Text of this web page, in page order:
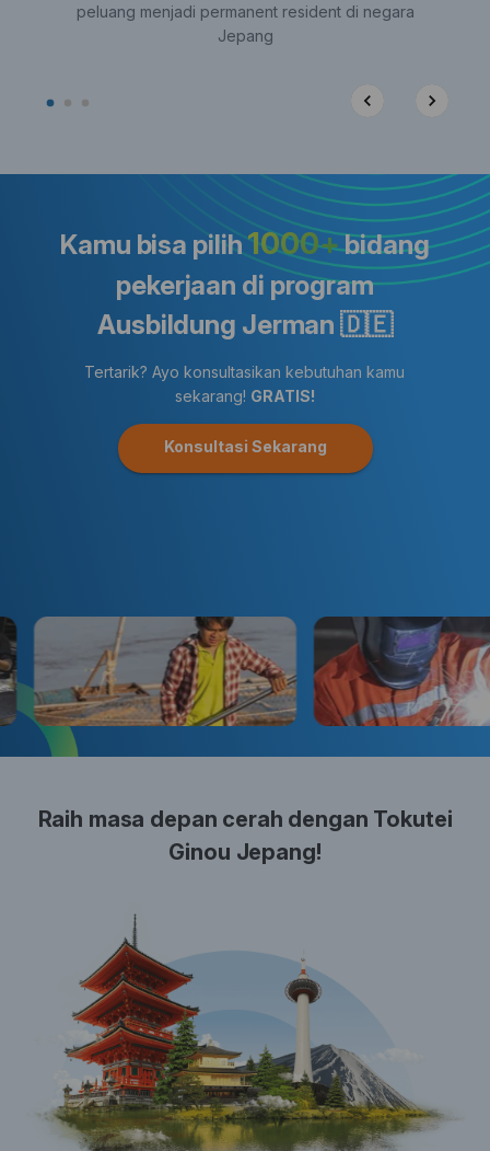
peluang menjadi permanent resident di negara
Jepang
Kamu bisa pilih1000+bidang
pekerjaan di program
Ausbildung Jerman 🇩🇪
Tertarik? Ayo konsultasikan kebutuhan kamu
sekarang! GRATIS!
Konsultasi Sekarang
Raih masa depan cerah dengan Tokutei
Ginou Jepang!